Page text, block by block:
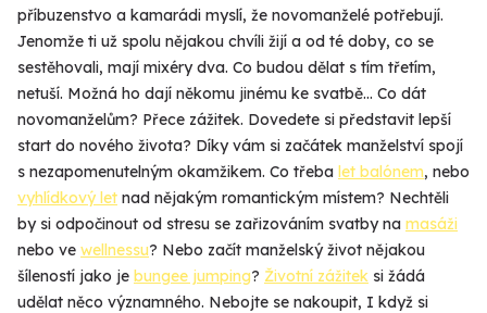
příbuzenstvo a kamarádi myslí, že novomanželé potřebují.
Jenomže ti už spolu nějakou chvíli žijí a od té doby, co se
sestěhovali, mají mixéry dva. Co budou dělat s tím třetím,
netuší. Možná ho dají někomu jinému ke svatbě... Co dát
novomanželům? Přece zážitek. Dovedete si představit lepší
start do nového života? Díky vám si začátek manželství spojí
s nezapomenutelným okamžikem. Co třeba let balónem, nebo
vyhlídkový let nad nějakým romantickým místem? Nechtěli
by si odpočinout od stresu se zařizováním svatby na masáži
nebo ve wellnessu? Nebo začít manželský život nějakou
šíleností jako je bungee jumping? Životní zážitek si žádá
udělat něco významného. Nebojte se nakoupit, I když si